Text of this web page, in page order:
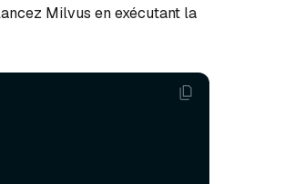
Milvus en exécutant la